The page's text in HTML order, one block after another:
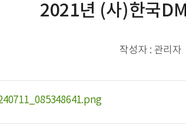
2021년 (사)한국
작성자 : 관리자